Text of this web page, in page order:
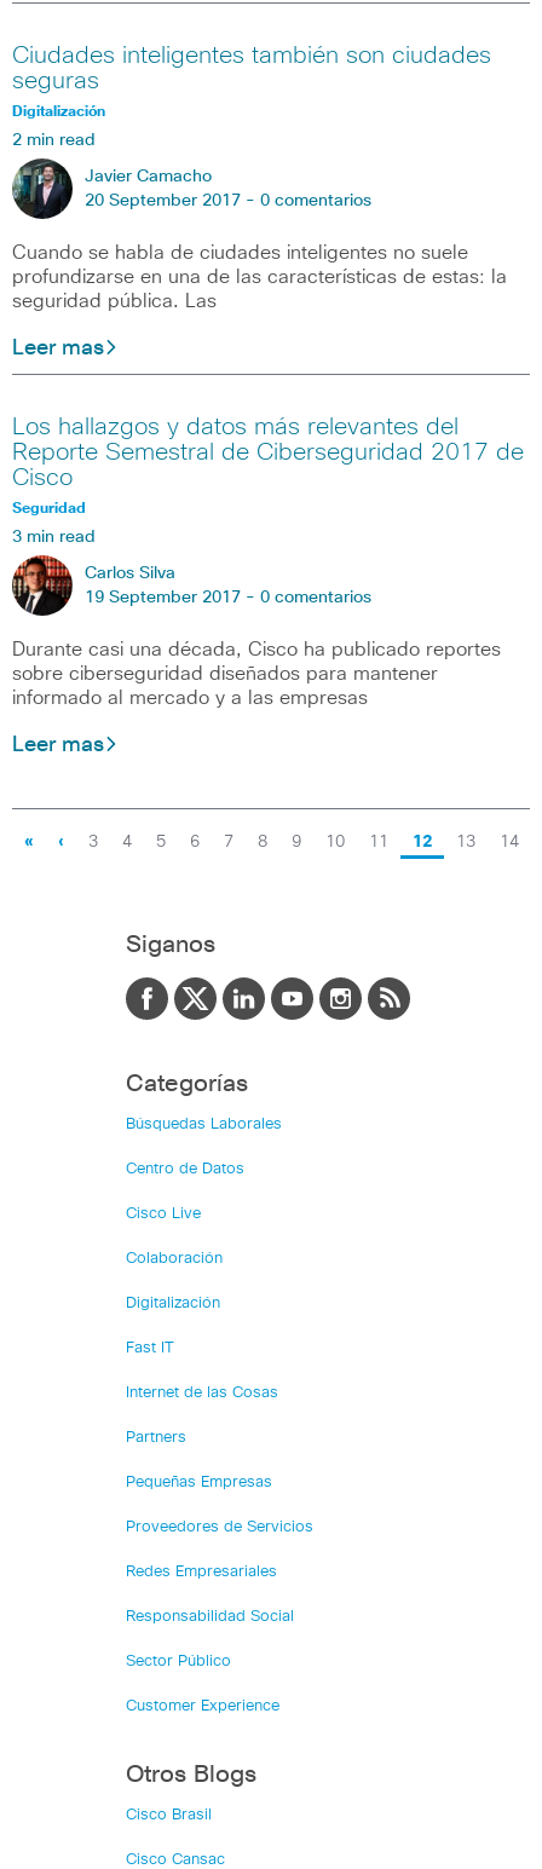
Ciudades inteligentes también son ciudades
seguras
Digitalización
2 min read
Javier Camacho
20 September 2017 - 0 comentarios
Cuando se habla de ciudades inteligentes no suele
profundizarse en una de las características de estas: la
seguridad pública. Las
Leer mas
Los hallazgos y datos más relevantes del
Reporte Semestral de Ciberseguridad 2017 de
Cisco
Seguridad
3 min read
Carlos Silva
19 September 2017 - 0 comentarios
Durante casi una década, Cisco ha publicado reportes
sobre ciberseguridad diseñados para mantener
informado al mercado y a las empresas
Leer mas
« ‹ 3 4 5 6 7 8 9 10 11 12 13 14
Siganos
Categorías
Búsquedas Laborales
Centro de Datos
Cisco Live
Colaboración
Digitalización
Fast IT
Internet de las Cosas
Partners
Pequeñas Empresas
Proveedores de Servicios
Redes Empresariales
Responsabilidad Social
Sector Público
Customer Experience
Otros Blogs
Cisco Brasil
Cisco Cansac